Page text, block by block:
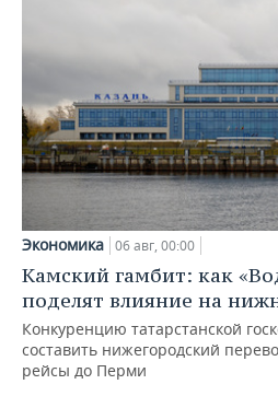
Экономика 06 авг, 00:00
Камский гамбит: как
поделят влияние на
Конкуренцию татарстанской
составить нижегородский
рейсы до Перми